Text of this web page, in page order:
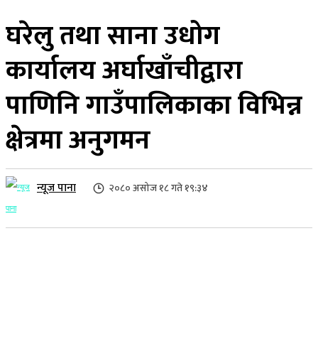
घरेलु तथा साना उधोग
कार्यालय अर्घाखाँचीद्वारा
पाणिनि गाउँपालिकाका विभिन्न
क्षेत्रमा अनुगमन
न्यूज पाना २०८० असोज १८ गते १९:३४